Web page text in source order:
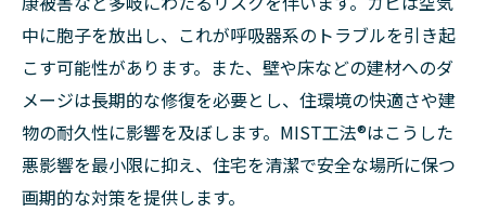
中に胞子を放出し、これが呼吸器系のトラブルを引き起
こす可能性があります。また、壁や床などの建材へのダ
メージは長期的な修復を必要とし、住環境の快適さや建
物の耐久性に影響を及ぼします。MIST工法®はこうした
悪影響を最小限に抑え、住宅を清潔で安全な場所に保つ
画期的な対策を提供します。